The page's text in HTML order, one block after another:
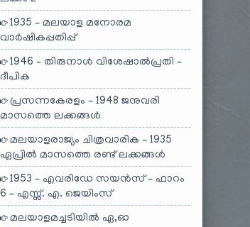
1935 – മലയാള മനോരമ
വാർഷികപ്പതിപ്പ്
1946 – തിരുനാൾ വിശേഷാൽപ്രതി –
ദീപിക
പ്രസന്നകേരളം – 1948 ജനുവരി
മാസത്തെ ലക്കങ്ങൾ
മലയാളരാജ്യം ചിത്രവാരിക – 1935
ഏപ്രിൽ മാസത്തെ രണ്ട് ലക്കങ്ങൾ
1953 – എവരിഡേ സയൻസ് – ഫാറം
6 – എസ്സ്. എ. ജെയിംസ്
മലയാളമച്ചടിയിൽ ഏ,ഓ